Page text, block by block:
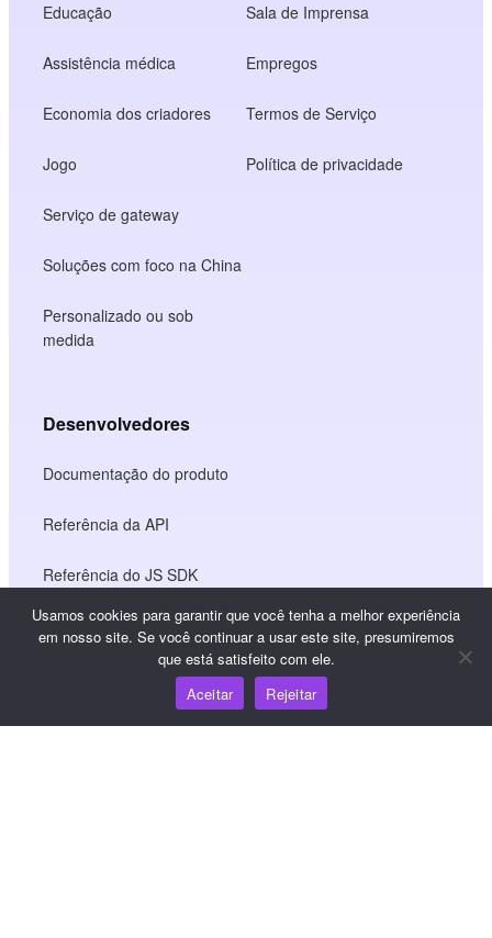
Educação
Assistência médica
Economia dos criadores
Jogo
Serviço de gateway
Soluções com foco na China
Personalizado ou sob
medida
Sala de Imprensa
Empregos
Termos de Serviço
Política de privacidade
Desenvolvedores
Documentação do produto
Referência da API
Referência do JS SDK
Centro de conhecimento
Usamos cookies para garantir que você tenha a melhor experiência
em nosso site. Se você continuar a usar este site, presumiremos
que está satisfeito com ele.
Aceitar
Rejeitar